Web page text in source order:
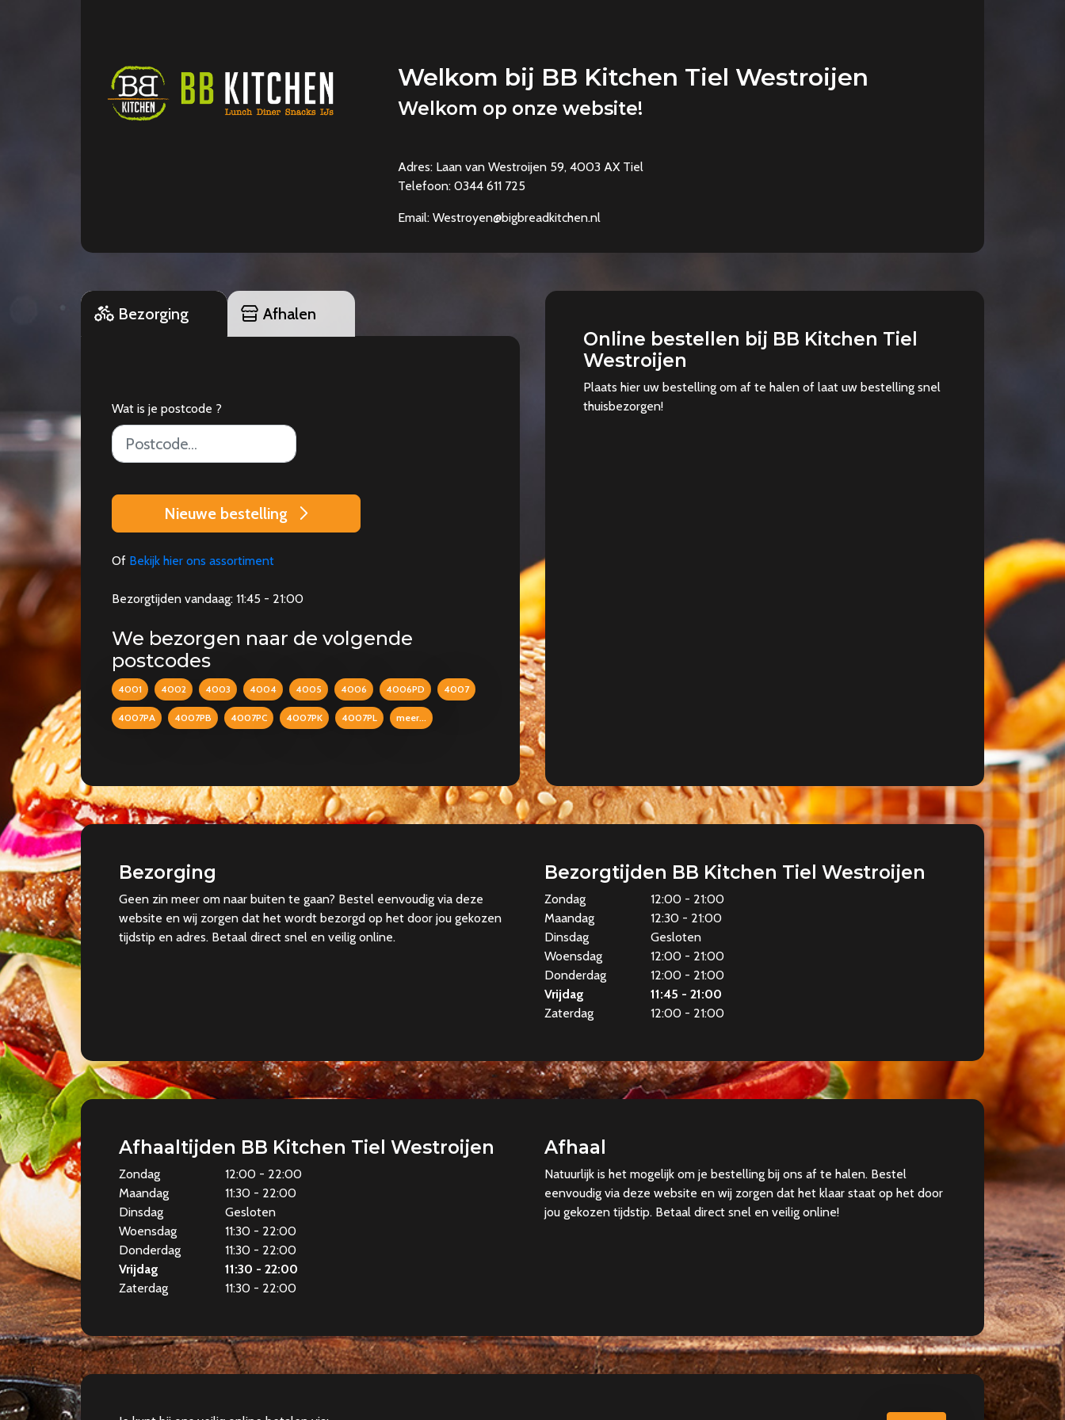
Welkom bij BB Kitchen Tiel Westroijen
Welkom op onze website!
Adres: Laan van Westroijen 59, 4003 AX Tiel
Telefoon: 0344 611 725
Email: Westroyen@bigbreadkitchen.nl
Bezorging Afhalen
Wat is je postcode ?
Nieuwe bestelling
Of Bekijk hier ons assortiment
Bezorgtijden vandaag: 11:45 - 21:00
We bezorgen naar de volgende
postcodes
4001 4002 4003 4004 4005 4006 4006PD 4007
4007PA 4007PB 4007PC 4007PK 4007PL meer...
Online bestellen bij BB Kitchen Tiel
Westroijen
Plaats hier uw bestelling om af te halen of laat uw bestelling snel
thuisbezorgen!
Bezorging
Geen zin meer om naar buiten te gaan? Bestel eenvoudig via deze
website en wij zorgen dat het wordt bezorgd op het door jou gekozen
tijdstip en adres. Betaal direct snel en veilig online.
Bezorgtijden BB Kitchen Tiel Westroijen
Zondag
12:00 - 21:00
Maandag
12:30 - 21:00
Dinsdag
Gesloten
Woensdag
12:00 - 21:00
Donderdag
12:00 - 21:00
Vrijdag
11:45 - 21:00
Zaterdag
12:00 - 21:00
Afhaaltijden BB Kitchen Tiel Westroijen
Zondag
12:00 - 22:00
Maandag
11:30 - 22:00
Dinsdag
Gesloten
Woensdag
11:30 - 22:00
Donderdag
11:30 - 22:00
Vrijdag
11:30 - 22:00
Zaterdag
11:30 - 22:00
Afhaal
Natuurlijk is het mogelijk om je bestelling bij ons af te halen. Bestel
eenvoudig via deze website en wij zorgen dat het klaar staat op het door
jou gekozen tijdstip. Betaal direct snel en veilig online!